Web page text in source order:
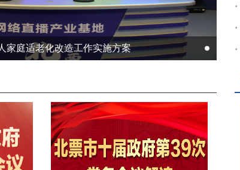
家庭适老化改造工作实施方案